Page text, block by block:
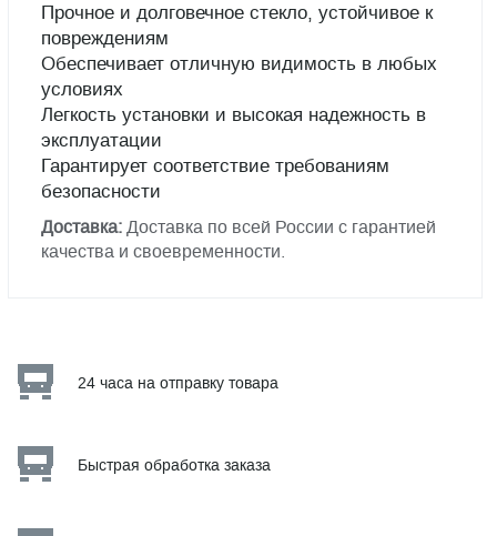
Прочное и долговечное стекло, устойчивое к
повреждениям
Обеспечивает отличную видимость в любых
условиях
Легкость установки и высокая надежность в
эксплуатации
Гарантирует соответствие требованиям
безопасности
Доставка:Доставка по всей России с гарантией
качества и своевременности.
24 часа на отправку товара
Быстрая обработка заказа